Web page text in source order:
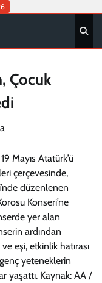
Çocuk
Mayıs Atatürk’ü
çerçevesinde,
düzenlenen
Konseri’ne
yer alan
ardından
eşi, etkinlik hatırası
yeteneklerin
yaşattı. Kaynak: AA /